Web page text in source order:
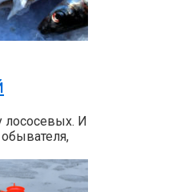
лососевых. И